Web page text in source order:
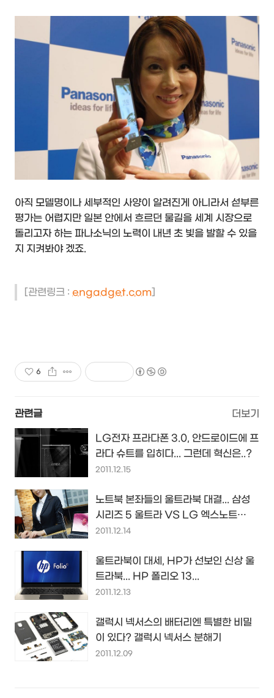
아직 모델명이나 세부적인 사양이 알려진게 아니라서 섣부른
평가는 어렵지만 일본 안에서 흐르던 물길을 세계 시장으로
돌리고자 하는 파나소닉의 노력이 내년 초 빛을 발할 수 있을
지 지켜봐야 겠죠.
[관련링크 : engadget.com]
6
관련글 더보기
LG전자 프라다폰 3.0, 안드로이드에 프
라다 슈트를 입히다... 그런데 혁신은..?
2011.12.15
노트북 본좌들의 울트라북 대결... 삼성
시리즈 5 울트라 VS LG 엑스노트
Z330
2011.12.14
울트라북이 대세, HP가 선보인 신상 울
트라북... HP 폴리오 13...
2011.12.13
갤럭시 넥서스의 배터리엔 특별한 비밀
이 있다? 갤럭시 넥서스 분해기
2011.12.09